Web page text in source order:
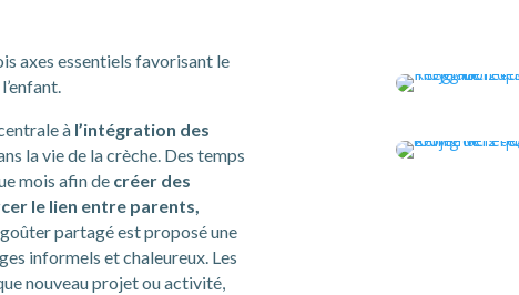
axes essentiels favorisant le
à l’intégration des
la vie de la crèche. Des temps
mois afin de créer des
le lien entre parents,
goûter partagé est proposé une
informels et chaleureux. Les
nouveau projet ou activité,